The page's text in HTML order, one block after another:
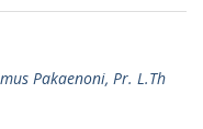
Pakaenoni, Pr. L.Th